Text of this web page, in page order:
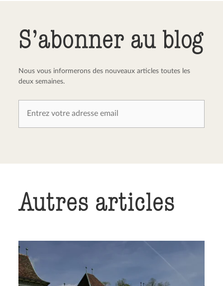
S’abonner au blog
Nous vous informerons des nouveaux articles toutes les
deux semaines.
Autres articles